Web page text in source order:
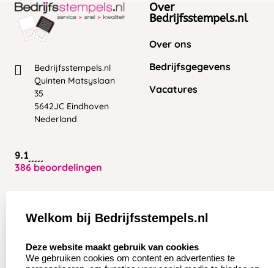
Bedrijfsstempels.nl
Quinten Matsyslaan
35
5642JC Eindhoven
Nederland
9.1
386 beoordelingen
Over
Bedrijfsstempels.nl
Over ons
Bedrijfsgegevens
Vacatures
Aanvraag op maat
Wederverkoper
worden
Contact opnemen
Veel gestelde vragen
Welkom bij Bedrijfsstempels.nl
Deze website maakt gebruik van cookies
We gebruiken cookies om content en advertenties te